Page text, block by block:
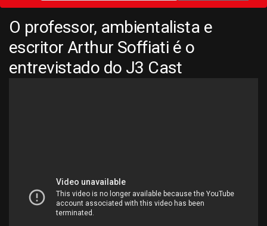
O professor, ambientalista e
escritor Arthur Soffiati é o
entrevistado do J3 Cast